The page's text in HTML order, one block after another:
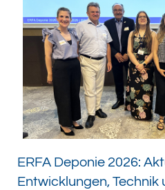
ERFA Deponie 2026:
Entwicklungen, Technik